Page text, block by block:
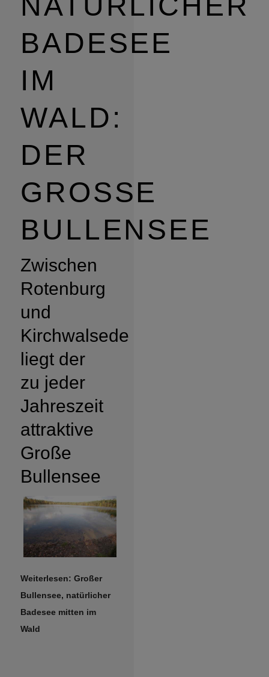
BADESEE
IM
WALD:
DER
GROSSE
BULLENSEE
Zwischen
Rotenburg
und
Kirchwalsede
liegt der
zu jeder
Jahreszeit
attraktive
Große
Bullensee
Weiterlesen: Großer
Bullensee, natürlicher
Badesee mitten im
Wald